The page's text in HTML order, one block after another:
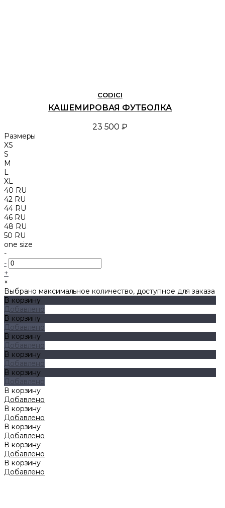
CODICI
КАШЕМИРОВАЯ ФУТБОЛКА
23 500 ₽
Размеры
XS
S
M
L
XL
40 RU
42 RU
44 RU
46 RU
48 RU
50 RU
one size
-
-
+
×
Выбрано максимальное количество, доступное для заказа
В корзину
Добавлено
В корзину
Добавлено
В корзину
Добавлено
В корзину
Добавлено
В корзину
Добавлено
В корзину
Добавлено
В корзину
Добавлено
В корзину
Добавлено
В корзину
Добавлено
В корзину
Добавлено